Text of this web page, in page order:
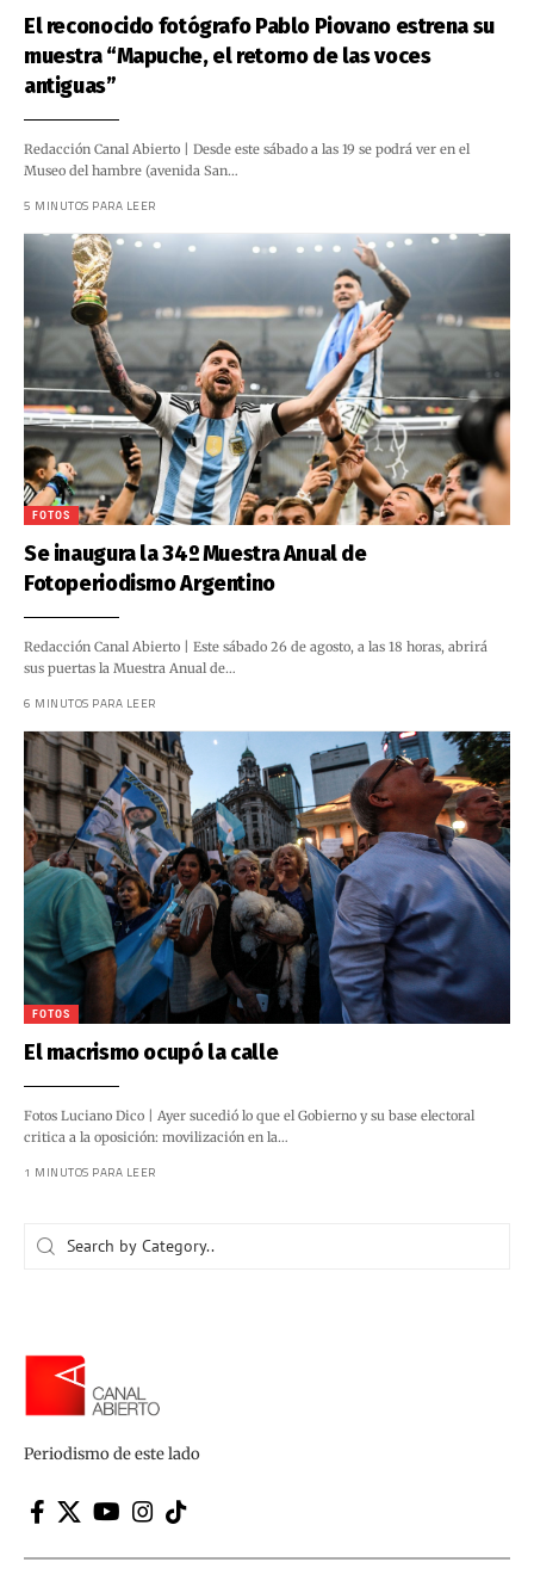
El reconocido fotógrafo Pablo Piovano estrena su
muestra “Mapuche, el retorno de las voces
antiguas”
Redacción Canal Abierto | Desde este sábado a las 19 se podrá ver en el
Museo del hambre (avenida San…
5 MINUTOS PARA LEER
FOTOS
Se inaugura la 34º Muestra Anual de
Fotoperiodismo Argentino
Redacción Canal Abierto | Este sábado 26 de agosto, a las 18 horas, abrirá
sus puertas la Muestra Anual de…
6 MINUTOS PARA LEER
FOTOS
El macrismo ocupó la calle
Fotos Luciano Dico | Ayer sucedió lo que el Gobierno y su base electoral
critica a la oposición: movilización en la…
1 MINUTOS PARA LEER
Periodismo de este lado